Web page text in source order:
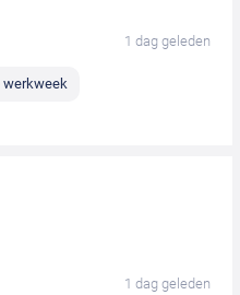
1 dag geleden
werkweek
1 dag geleden